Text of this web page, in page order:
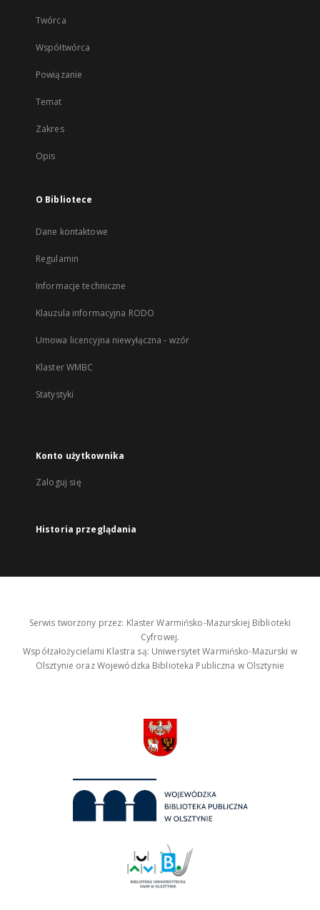
Twórca
Współtwórca
Powiązanie
Temat
Zakres
Opis
O Bibliotece
Dane kontaktowe
Regulamin
Informacje techniczne
Klauzula informacyjna RODO
Umowa licencyjna niewyłączna - wzór
Klaster WMBC
Statystyki
Konto użytkownika
Zaloguj się
Historia przeglądania
Serwis tworzony przez: Klaster Warmińsko-Mazurskiej Biblioteki
Cyfrowej.
Współzałożycielami Klastra są: Uniwersytet Warmińsko-Mazurski w
Olsztynie oraz Wojewódzka Biblioteka Publiczna w Olsztynie